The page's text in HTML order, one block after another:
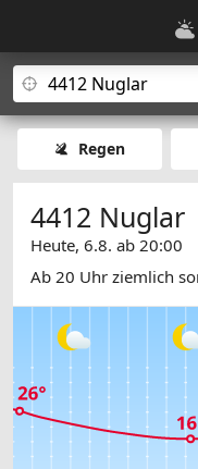
Regen
4412 Nuglar
Heute, 6.8. ab 20:00
Ab 20 Uhr ziemlich